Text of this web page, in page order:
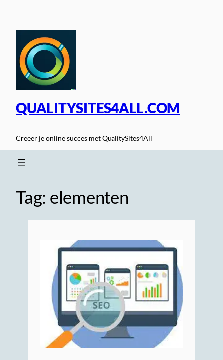
inhoud
QUALITYSITES4ALL.COM
Creëer je online succes met QualitySites4All
Tag: elementen